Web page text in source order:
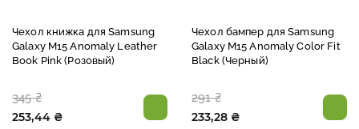
Чехол книжка для Samsung
Galaxy M15 Anomaly Leather
Book Pink (Розовый)
345 ₴
253,44 ₴
Чехол бампер для Samsung
Galaxy M15 Anomaly Color Fit
Black (Черный)
291 ₴
233,28 ₴